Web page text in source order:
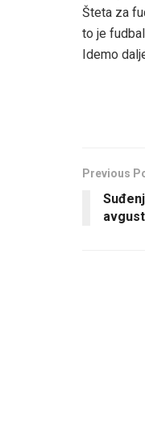
Šteta za
to je
Idemo
Previous